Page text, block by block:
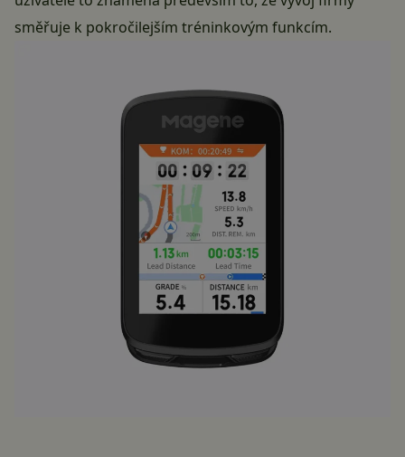
směřuje k pokročilejším tréninkovým funkcím.